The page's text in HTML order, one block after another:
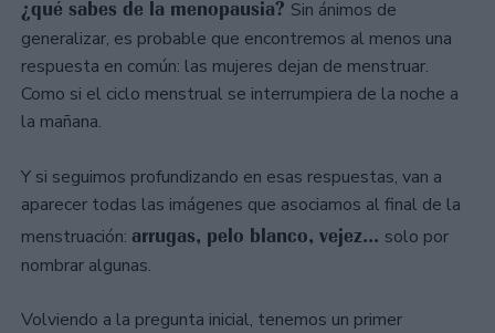
¿qué sabes de la menopausia? Sin ánimos de
generalizar, es probable que encontremos al menos una
respuesta en común: las mujeres dejan de menstruar.
Como si el ciclo menstrual se interrumpiera de la noche a
la mañana.
Y si seguimos profundizando en esas respuestas, van a
aparecer todas las imágenes que asociamos al final de la
menstruación: arrugas, pelo blanco, vejez... solo por
nombrar algunas.
Volviendo a la pregunta inicial, tenemos un primer